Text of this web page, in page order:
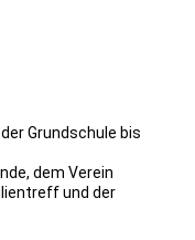
Grundschule bis
dem Verein
und der